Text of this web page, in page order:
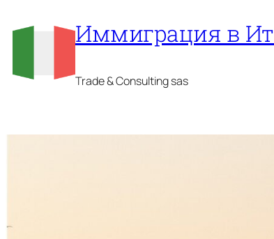
Иммиграция в
Trade & Consulting sas